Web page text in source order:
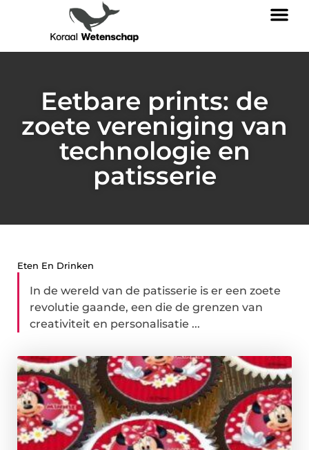
Eetbare prints: de
zoete vereniging van
technologie en
patisserie
Eten En Drinken
In de wereld van de patisserie is er een zoete
revolutie gaande, een die de grenzen van
creativiteit en personalisatie ...